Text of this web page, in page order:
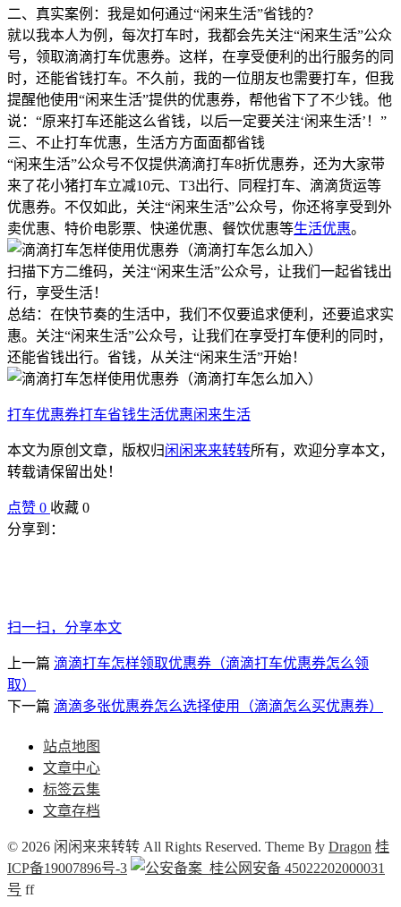
二、真实案例：我是如何通过“闲来生活”省钱的？
就以我本人为例，每次打车时，我都会先关注“闲来生活”公众
号，领取滴滴打车优惠券。这样，在享受便利的出行服务的同
时，还能省钱打车。不久前，我的一位朋友也需要打车，但我
提醒他使用“闲来生活”提供的优惠券，帮他省下了不少钱。他
说：“原来打车还能这么省钱，以后一定要关注‘闲来生活’！”
三、不止打车优惠，生活方方面面都省钱
“闲来生活”公众号不仅提供滴滴打车8折优惠券，还为大家带
来了花小猪打车立减10元、T3出行、同程打车、滴滴货运等
优惠券。不仅如此，关注“闲来生活”公众号，你还将享受到外
卖优惠、特价电影票、快递优惠、餐饮优惠等生活优惠。
扫描下方二维码，关注“闲来生活”公众号，让我们一起省钱出
行，享受生活！
总结：在快节奏的生活中，我们不仅要追求便利，还要追求实
惠。关注“闲来生活”公众号，让我们在享受打车便利的同时，
还能省钱出行。省钱，从关注“闲来生活”开始！
打车优惠券打车省钱生活优惠闲来生活
本文为原创文章，版权归闲闲来来转转所有，欢迎分享本文，
转载请保留出处！
点赞 0 收藏 0
分享到：
扫一扫，分享本文
上一篇 滴滴打车怎样领取优惠券（滴滴打车优惠券怎么领
取）
下一篇 滴滴多张优惠券怎么选择使用（滴滴怎么买优惠券）
站点地图
文章中心
标签云集
文章存档
© 2026 闲闲来来转转 All Rights Reserved. Theme By Dragon 桂
ICP备19007896号-3
桂公网安备 45022202000031
号 ff